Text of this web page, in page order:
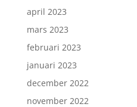
april 2023
mars 2023
februari 2023
januari 2023
december 2022
november 2022